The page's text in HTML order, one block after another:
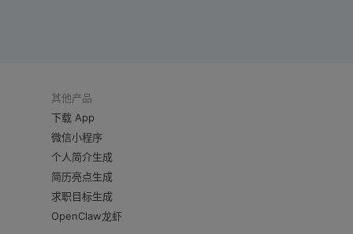
其他产品
下载 App
微信小程序
个人简介生成
简历亮点生成
求职目标生成
OpenClaw龙虾